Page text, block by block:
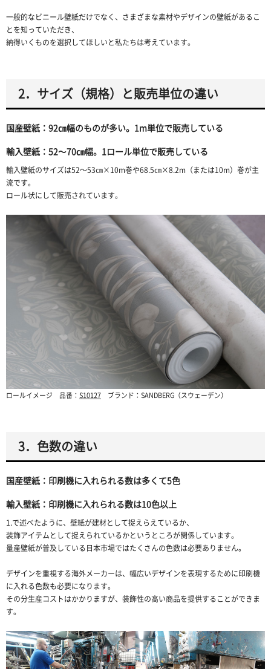
一般的なビニール壁紙だけでなく、さまざまな素材やデザインの壁紙があるこ
とを知っていただき、
納得いくものを選択してほしいと私たちは考えています。
2．サイズ（規格）と販売単位の違い
国産壁紙：92㎝幅のものが多い。1m単位で販売している
輸入壁紙：52～70㎝幅。1ロール単位で販売している
輸入壁紙のサイズは52～53㎝×10m巻や68.5㎝×8.2m（または10m）巻が主
流です。
ロール状にして販売されています。
ロールイメージ 品番： S10127 ブランド：SANDBERG（スウェーデン）
3．色数の違い
国産壁紙：印刷機に入れられる数は多くて5色
輸入壁紙：印刷機に入れられる数は10色以上
1.で述べたように、壁紙が建材として捉えらえているか、
装飾アイテムとして捉えられているかというところが関係しています。
量産壁紙が普及している日本市場ではたくさんの色数は必要ありません。
デザインを重視する海外メーカーは、幅広いデザインを表現するために印刷機
に入れる色数も必要になります。
その分生産コストはかかりますが、装飾性の高い商品を提供することができま
す。